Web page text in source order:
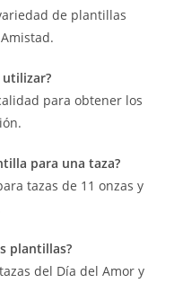
de plantillas
utilizar?
para obtener los
para una taza?
tazas de 11 onzas y
plantillas?
del Día del Amor y